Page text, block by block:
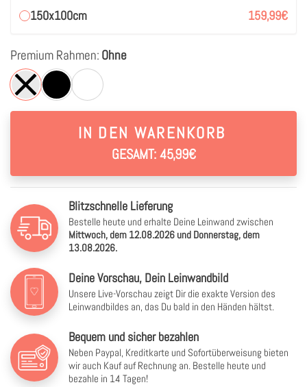
150x100cm 159,99€
Premium Rahmen: Ohne
IN DEN WARENKORB
GESAMT: 45,99€
Blitzschnelle Lieferung
Bestelle heute und erhalte Deine Leinwand zwischen
Mittwoch, dem 12.08.2026 und Donnerstag, dem
13.08.2026.
Deine Vorschau, Dein Leinwandbild
Unsere Live-Vorschau zeigt Dir die exakte Version des
Leinwandbildes an, das Du bald in den Händen hältst.
Bequem und sicher bezahlen
Neben Paypal, Kreditkarte und Sofortüberweisung bieten
wir auch Kauf auf Rechnung an. Bestelle heute und
bezahle in 14 Tagen!